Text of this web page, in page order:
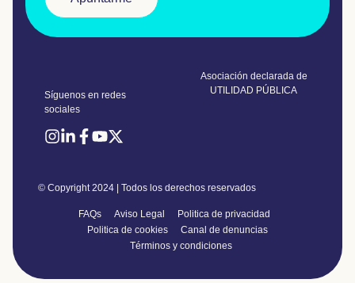
Síguenos en redes
sociales
Asociación declarada de
UTILIDAD PÚBLICA
© Copyright 2024 | Todos los derechos reservados
FAQs Aviso Legal
Politica de privacidad
Politica de cookies
Canal de denuncias
Términos y condiciones